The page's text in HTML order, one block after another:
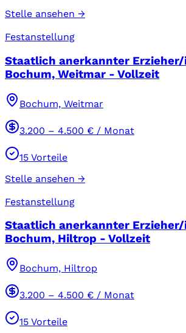
Stelle ansehen →
Festanstellung
Staatlich anerkannter
Bochum, Weitmar - Vollzeit
Bochum, Weitmar
3.200 – 4.500 € / Monat
15 Vorteile
Stelle ansehen →
Festanstellung
Staatlich anerkannter
Bochum, Hiltrop - Vollzeit
Bochum, Hiltrop
3.200 – 4.500 € / Monat
15 Vorteile